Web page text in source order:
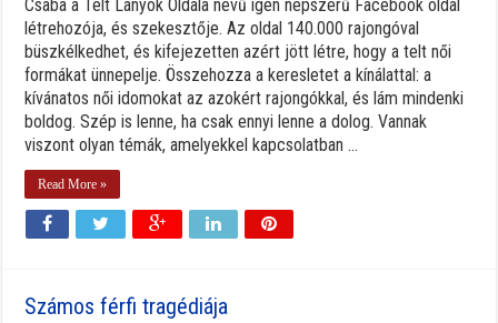
Csaba a Telt Lányok Oldala nevű igen népszerű Facebook oldal
létrehozója, és szekesztője. Az oldal 140.000 rajongóval
büszkélkedhet, és kifejezetten azért jött létre, hogy a telt női
formákat ünnepelje. Összehozza a keresletet a kínálattal: a
kívánatos női idomokat az azokért rajongókkal, és lám mindenki
boldog. Szép is lenne, ha csak ennyi lenne a dolog. Vannak
viszont olyan témák, amelyekkel kapcsolatban ...
Read More »
Számos férfi tragédiája